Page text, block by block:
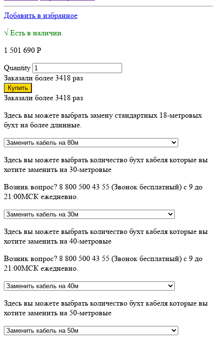
Добавить в избранное
√ Есть в наличии.
1 501 690 Р
Quantity
Заказали более 3418 раз
Купить
Заказали более 3418 раз
Здесь вы можете выбрать замену стандартных 18-метровых
бухт на более длинные.
Здесь вы можете выбрать количество бухт кабеля которые вы
хотите заменить на 30-метровые
Возник вопрос? 8 800 500 43 55 (Звонок бесплатный) с 9 до
21:00МСК ежедневно.
Здесь вы можете выбрать количество бухт кабеля которые вы
хотите заменить на 40-метровые
Возник вопрос? 8 800 500 43 55 (Звонок бесплатный) с 9 до
21:00МСК ежедневно.
Здесь вы можете выбрать количество бухт кабеля которые вы
хотите заменить на 50-метровые